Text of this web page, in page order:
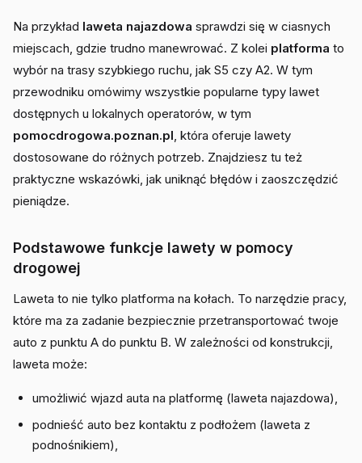
Na przykład laweta najazdowa sprawdzi się w ciasnych
miejscach, gdzie trudno manewrować. Z kolei platforma to
wybór na trasy szybkiego ruchu, jak S5 czy A2. W tym
przewodniku omówimy wszystkie popularne typy lawet
dostępnych u lokalnych operatorów, w tym
pomocdrogowa.poznan.pl, która oferuje lawety
dostosowane do różnych potrzeb. Znajdziesz tu też
praktyczne wskazówki, jak uniknąć błędów i zaoszczędzić
pieniądze.
Podstawowe funkcje lawety w pomocy
drogowej
Laweta to nie tylko platforma na kołach. To narzędzie pracy,
które ma za zadanie bezpiecznie przetransportować twoje
auto z punktu A do punktu B. W zależności od konstrukcji,
laweta może:
umożliwić wjazd auta na platformę (laweta najazdowa),
podnieść auto bez kontaktu z podłożem (laweta z
podnośnikiem),